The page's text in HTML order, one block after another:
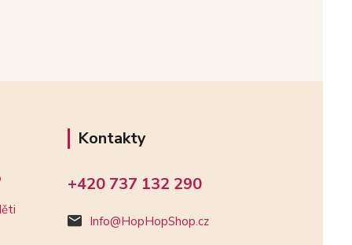
Kontakty
+420 737 132 290
Info@HopHopShop.cz